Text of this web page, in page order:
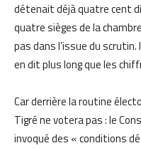
détenait déjà quatre cent
quatre sièges de la
pas dans l’issue du scrutin.
en dit plus long que les
Car derrière la routine
Tigré ne votera pas : le
invoqué des « conditions